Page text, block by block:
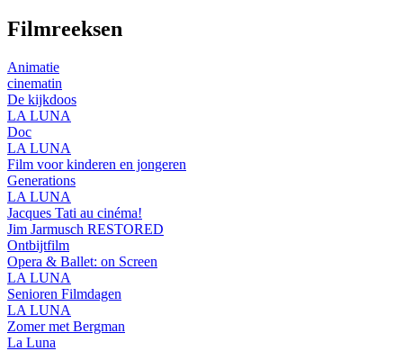
Filmreeksen
Animatie
cinematin
De kijkdoos
LA LUNA
Doc
LA LUNA
Film voor kinderen en jongeren
Generations
LA LUNA
Jacques Tati au cinéma!
Jim Jarmusch RESTORED
Ontbijtfilm
Opera & Ballet: on Screen
LA LUNA
Senioren Filmdagen
LA LUNA
Zomer met Bergman
La Luna